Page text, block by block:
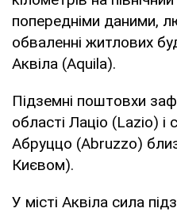
попередніми даними,
обваленні житлових
Аквіла (Aquila).
Підземні поштовхи
області Лаціо (Lazio) і
Абруццо (Abruzzo)
Києвом).
У місті Аквіла сила